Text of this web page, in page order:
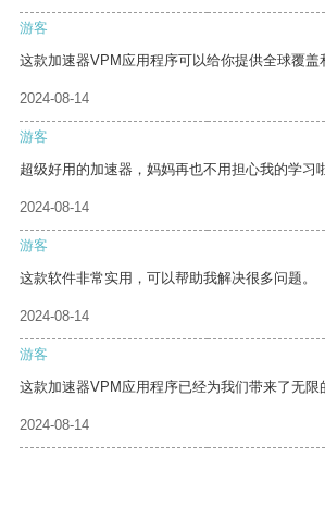
游客
这款加速器VPM应用程序可以给你提供全球覆盖
2024-08-14
游客
超级好用的加速器，妈妈再也不用担心我的学习
2024-08-14
游客
这款软件非常实用，可以帮助我解决很多问题。
2024-08-14
游客
这款加速器VPM应用程序已经为我们带来了无限
2024-08-14